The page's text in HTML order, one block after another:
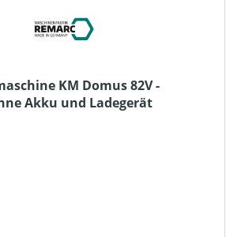
KM Domus 82V -
Akku und Ladegerät